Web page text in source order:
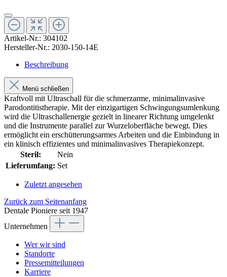
Artikel-Nr.: 304102
Hersteller-Nr.: 2030-150-14E
Beschreibung
Menü schließen
Kraftvoll mit Ultraschall für die schmerzarme, minimalinvasive
Parodontitistherapie. Mit der einzigartigen Schwingungsumlenkung
wird die Ultraschallenergie gezielt in linearer Richtung umgelenkt
und die Instrumente parallel zur Wurzeloberfläche bewegt. Dies
ermöglicht ein erschütterungsarmes Arbeiten und die Einbindung in
ein klinisch effizientes und minimalinvasives Therapiekonzept.
Steril:
Nein
Lieferumfang: Set
Zuletzt angesehen
Zurück zum Seitenanfang
Dentale Pioniere seit 1947
Unternehmen
Wer wir sind
Standorte
Pressemitteilungen
Karriere